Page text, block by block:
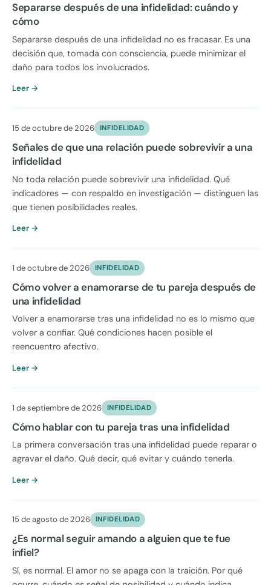
Separarse después de una infidelidad: cuándo y
cómo
Separarse después de una infidelidad no es fracasar. Es una
decisión que, tomada con consciencia, puede minimizar el
daño para todos los involucrados.
Leer →
15 de octubre de 2026 INFIDELIDAD
Señales de que una relación puede sobrevivir a una
infidelidad
No toda relación puede sobrevivir una infidelidad. Qué
indicadores — con respaldo en investigación — distinguen las
que tienen posibilidades reales.
Leer →
1 de octubre de 2026 INFIDELIDAD
Cómo volver a enamorarse de tu pareja después de
una infidelidad
Volver a enamorarse tras una infidelidad no es lo mismo que
volver a confiar. Qué condiciones hacen posible el
reencuentro afectivo.
Leer →
1 de septiembre de 2026 INFIDELIDAD
Cómo hablar con tu pareja tras una infidelidad
La primera conversación tras una infidelidad puede reparar o
agravar el daño. Qué decir, qué evitar y cuándo tenerla.
Leer →
15 de agosto de 2026 INFIDELIDAD
¿Es normal seguir amando a alguien que te fue
infiel?
Sí, es normal. El amor no se apaga con la traición. Por qué